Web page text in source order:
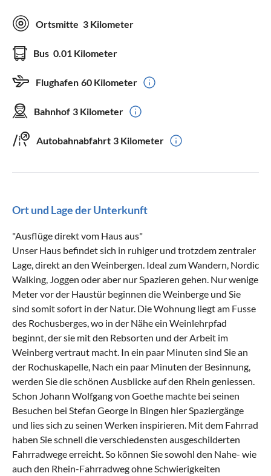
Ortsmitte 3 Kilometer
Bus 0.01 Kilometer
Flughafen 60 Kilometer
Bahnhof 3 Kilometer
Autobahnabfahrt 3 Kilometer
Ort und Lage der Unterkunft
"Ausflüge direkt vom Haus aus"
Unser Haus befindet sich in ruhiger und trotzdem zentraler
Lage, direkt an den Weinbergen. Ideal zum Wandern, Nordic
Walking, Joggen oder aber nur Spazieren gehen. Nur wenige
Meter vor der Haustür beginnen die Weinberge und Sie
sind somit sofort in der Natur. Die Wohnung liegt am Fusse
des Rochusberges, wo in der Nähe ein Weinlehrpfad
beginnt, der sie mit den Rebsorten und der Arbeit im
Weinberg vertraut macht. In ein paar Minuten sind Sie an
der Rochuskapelle, Nach ein paar Minuten der Besinnung,
werden Sie die schönen Ausblicke auf den Rhein geniessen.
Schon Johann Wolfgang von Goethe machte bei seinen
Besuchen bei Stefan George in Bingen hier Spaziergänge
und lies sich zu seinen Werken inspirieren. Mit dem Fahrrad
haben Sie schnell die verschiedensten ausgeschilderten
Fahrradwege erreicht. So können Sie sowohl den Nahe- wie
auch den Rhein-Fahrradweg ohne Schwierigkeiten